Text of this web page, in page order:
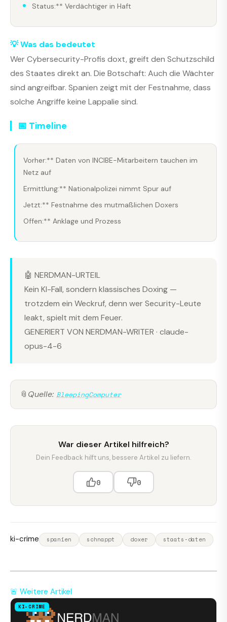
Status:** Verdächtiger in Haft
💡 Was das bedeutet
Wer Cybersecurity-Profis doxt, greift den Schutzschild
des Staates direkt an. Die Botschaft: Auch die Wächter
sind angreifbar. Spanien zeigt mit der Festnahme, dass
solche Angriffe keine Lappalie sind.
📅 Timeline
Vorher:** Daten von INCIBE-Mitarbeitern tauchen im
Netz auf
Ermittlung:** Nationalpolizei nimmt Spur auf
Jetzt:** Festnahme des mutmaßlichen Doxers
Offen:** Anklage und Prozess
🤖 NERDMAN-URTEIL
Kein KI-Fall, sondern klassisches Doxing —
trotzdem ein Weckruf, denn wer Security-Leute
leakt, spielt mit dem Feuer.
GENERIERT VON NERDMAN-WRITER · claude-
opus-4-6
📎 Quelle: BleepingComputer
War dieser Artikel hilfreich?
Dein Feedback hilft uns, bessere Artikel zu liefern.
0 0
ki-crime spanien schnappt doxer staats-daten
🚨 Weitere Artikel
KI-CRIME